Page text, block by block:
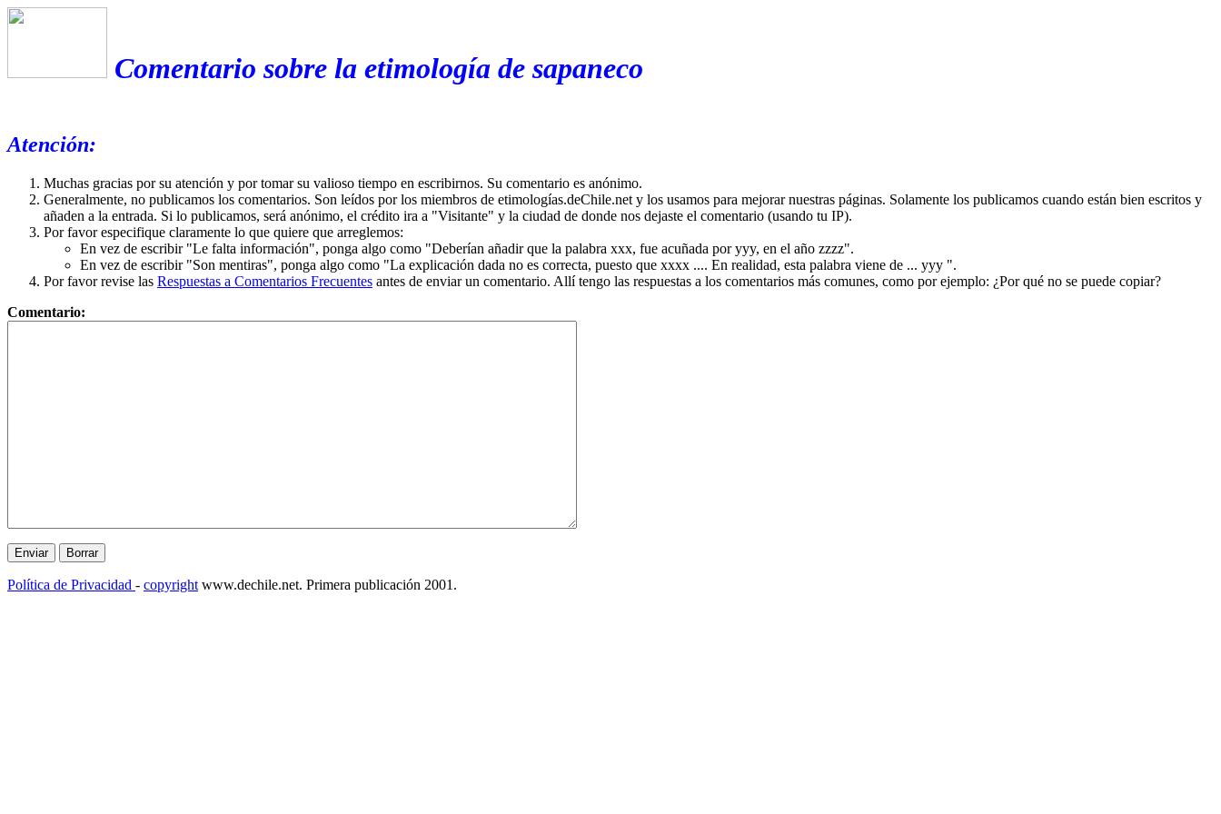
Comentario sobre la etimología de sapaneco
Atención:
Muchas gracias por su atención y por tomar su valioso tiempo en escribirnos. Su comentario es anónimo.
Generalmente, no publicamos los comentarios. Son leídos por los miembros de etimologías.deChile.net y los usamos para mejorar nuestras páginas. Solamente los publicamos cuando están bien escritos y
añaden a la entrada. Si lo publicamos, será anónimo, el crédito ira a "Visitante" y la ciudad de donde nos dejaste el comentario (usando tu IP).
Por favor especifique claramente lo que quiere que arreglemos:
En vez de escribir "Le falta información", ponga algo como "Deberían añadir que la palabra xxx, fue acuñada por yyy, en el año zzzz".
En vez de escribir "Son mentiras", ponga algo como "La explicación dada no es correcta, puesto que xxxx .... En realidad, esta palabra viene de ... yyy ".
Por favor revise las Respuestas a Comentarios Frecuentes antes de enviar un comentario. Allí tengo las respuestas a los comentarios más comunes, como por ejemplo: ¿Por qué no se puede copiar?
Comentario:
Política de Privacidad - copyright www.dechile.net. Primera publicación 2001.